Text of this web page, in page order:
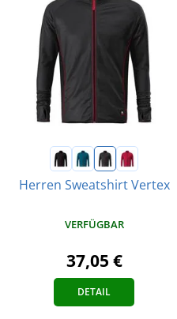
Herren Sweatshirt Vertex
VERFÜGBAR
37,05 €
DETAIL